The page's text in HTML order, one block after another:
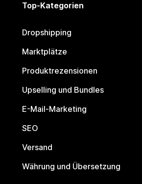
Top-Kategorien
Dropshipping
Marktplätze
Produktrezensionen
Upselling und Bundles
E-Mail-Marketing
SEO
Versand
Währung und Übersetzung